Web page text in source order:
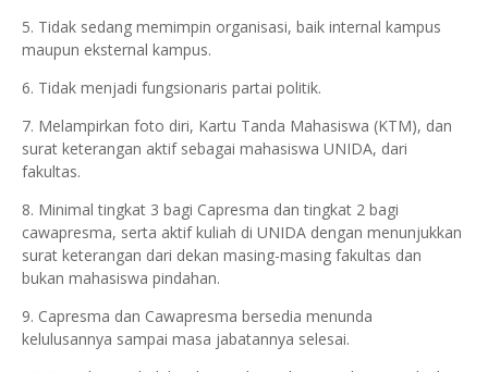
5. Tidak sedang memimpin organisasi, baik internal kampus
maupun eksternal kampus.
6. Tidak menjadi fungsionaris partai politik.
7. Melampirkan foto diri, Kartu Tanda Mahasiswa (KTM), dan
surat keterangan aktif sebagai mahasiswa UNIDA, dari
fakultas.
8. Minimal tingkat 3 bagi Capresma dan tingkat 2 bagi
cawapresma, serta aktif kuliah di UNIDA dengan menunjukkan
surat keterangan dari dekan masing-masing fakultas dan
bukan mahasiswa pindahan.
9. Capresma dan Cawapresma bersedia menunda
kelulusannya sampai masa jabatannya selesai.